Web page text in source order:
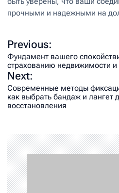
прочными и надежными на
Previous:
Фундамент вашего
страхованию недвижимости
Next:
Современные методы
как выбрать бандаж и лангет
восстановления